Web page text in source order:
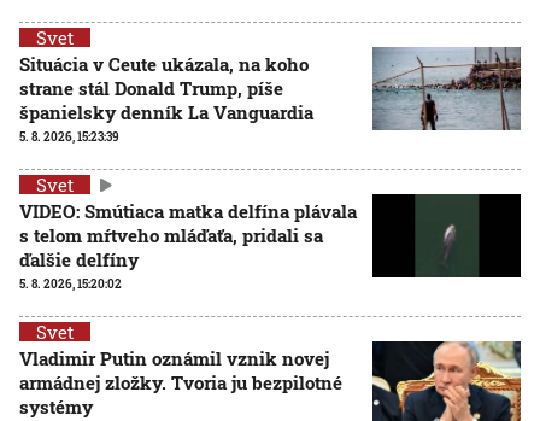
Svet
Situácia v Ceute ukázala, na koho
strane stál Donald Trump, píše
španielsky denník La Vanguardia
5. 8. 2026, 15:23:39
Svet
VIDEO: Smútiaca matka delfína plávala
s telom mŕtveho mláďaťa, pridali sa
ďalšie delfíny
5. 8. 2026, 15:20:02
Svet
Vladimir Putin oznámil vznik novej
armádnej zložky. Tvoria ju bezpilotné
systémy